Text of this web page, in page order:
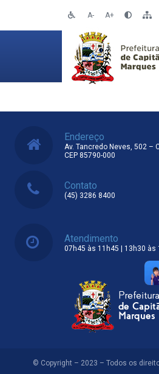
A- A+
Endereço
Av. Tancredo Neves, 502 –
CEP 85790-000
Contato
(45) 3286 8400
Atendimento
07h45 às 11h45 | 13h30 às
© Copyright – 2023 – Todos os